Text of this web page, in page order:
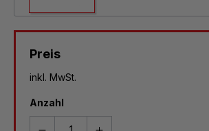
Preis
inkl. MwSt.
Anzahl